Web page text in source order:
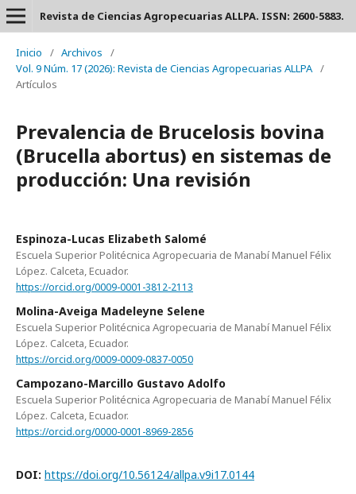
Revista de Ciencias Agropecuarias ALLPA. ISSN: 2600-5883.
Inicio / Archivos
/
Vol. 9 Núm. 17 (2026): Revista de Ciencias Agropecuarias ALLPA /
Artículos
Prevalencia de Brucelosis bovina
(Brucella abortus) en sistemas de
producción: Una revisión
Espinoza-Lucas Elizabeth Salomé
Escuela Superior Politécnica Agropecuaria de Manabí Manuel Félix
López. Calceta, Ecuador.
https://orcid.org/0009-0001-3812-2113
Molina-Aveiga Madeleyne Selene
Escuela Superior Politécnica Agropecuaria de Manabí Manuel Félix
López. Calceta, Ecuador.
https://orcid.org/0009-0009-0837-0050
Campozano-Marcillo Gustavo Adolfo
Escuela Superior Politécnica Agropecuaria de Manabí Manuel Félix
López. Calceta, Ecuador.
https://orcid.org/0000-0001-8969-2856
DOI: https://doi.org/10.56124/allpa.v9i17.0144